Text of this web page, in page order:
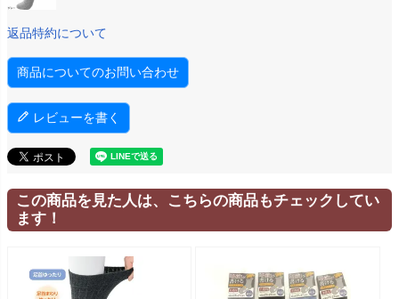
返品特約について
商品についてのお問い合わせ
レビューを書く
この商品を見た人は、こちらの商品もチェックしてい
ます！